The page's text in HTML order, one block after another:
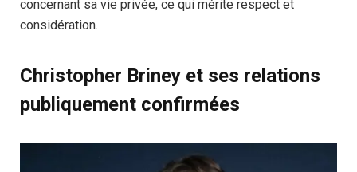
concernant sa vie privée, ce qui mérite respect et
considération.
Christopher Briney et ses relations
publiquement confirmées